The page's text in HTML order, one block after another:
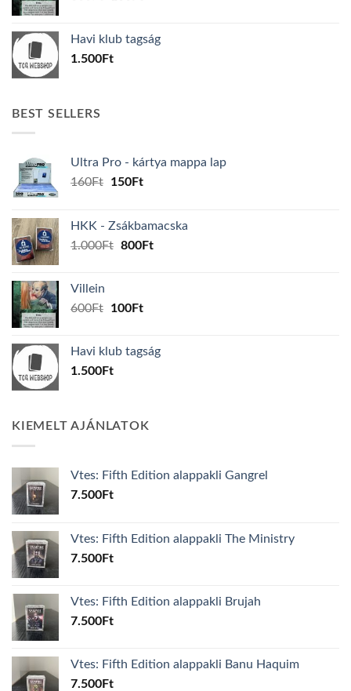
600Ft.100Ft.
Havi klub tagság
1.500Ft
BEST SELLERS
Ultra Pro - kártya mappa lap
160Ft
Original
160Ft.
150FtCurrent
150Ft.
HKK - Zsákbamacska
1.000Ft Original
800FtCurrent
Villein
600Ft
Original
600Ft.
100FtCurrent
100Ft.
Havi klub tagság
1.500Ft
KIEMELT AJÁNLATOK
Vtes: Fifth Edition alappakli Gangrel
7.500Ft
Vtes: Fifth Edition alappakli The Ministry
7.500Ft
Vtes: Fifth Edition alappakli Brujah
7.500Ft
Vtes: Fifth Edition alappakli Banu Haquim
7.500Ft